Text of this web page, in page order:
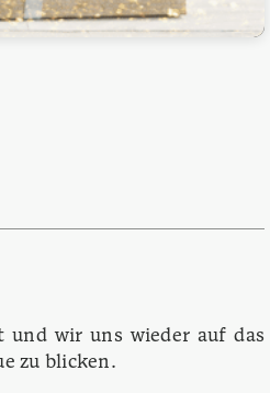
und wir uns wieder auf das
zu blicken.